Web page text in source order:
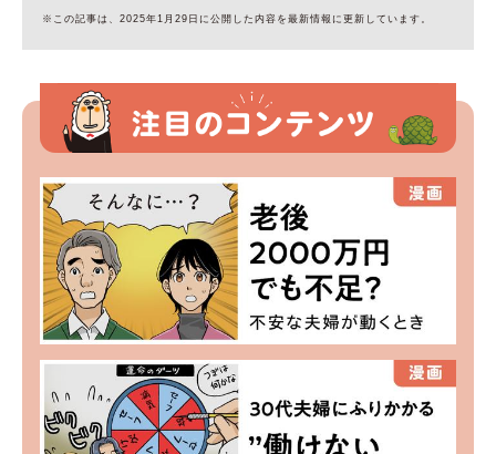
※この記事は、2025年1月29日に公開した内容を最新情報に更新しています。